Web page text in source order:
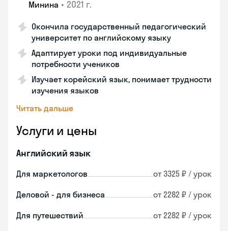
Минина • 2021 г.
Окончила государственный педагогический
университет по английскому языку
Адаптирует уроки под индивидуальные
потребности учеников
Изучает корейский язык, понимает трудности
изучения языков
Читать дальше
Услуги и цены
Английский язык
Для маркетологов от 3325 ₽ / урок
Деловой - для бизнеса от 2282 ₽ / урок
Для путешествий от 2282 ₽ / урок